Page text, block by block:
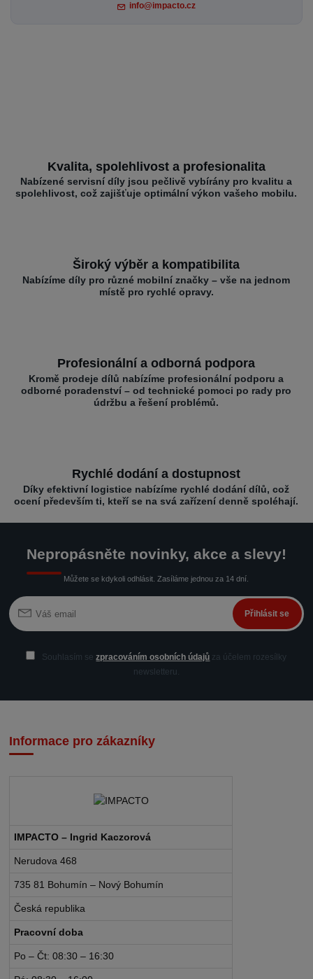
info@impacto.cz
Kvalita, spolehlivost a profesionalita
Nabízené servisní díly jsou pečlivě vybírány pro kvalitu a
spolehlivost, což zajišťuje optimální výkon vašeho mobilu.
Široký výběr a kompatibilita
Nabízíme díly pro různé mobilní značky – vše na jednom
místě pro rychlé opravy.
Profesionální a odborná podpora
Kromě prodeje dílů nabízíme profesionální podporu a
odborné poradenství – od technické pomoci po rady pro
údržbu a řešení problémů.
Rychlé dodání a dostupnost
Díky efektivní logistice nabízíme rychlé dodání dílů, což
ocení především ti, kteří se na svá zařízení denně spoléhají.
Nepropásněte novinky, akce a slevy!
Můžete se kdykoli odhlásit. Zasíláme jednou za 14 dní.
Přihlásit se
Souhlasím sezpracováním osobních údajů za účelem rozesílky
newsletteru.
Informace pro zákazníky
IMPACTO – Ingrid Kaczorová
Nerudova 468
735 81 Bohumín – Nový Bohumín
Česká republika
Pracovní doba
Po – Čt: 08:30 – 16:30